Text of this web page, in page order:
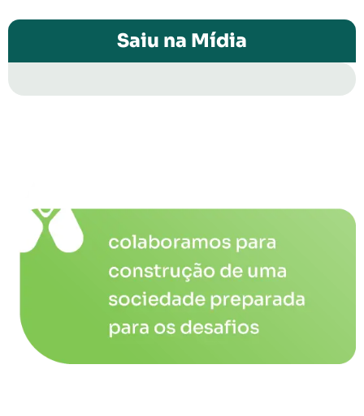
Saiu na Mídia